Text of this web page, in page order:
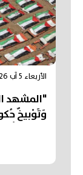
الأربعاء 5 آب 2026
"المشهد
وَتَوْبيخٌ